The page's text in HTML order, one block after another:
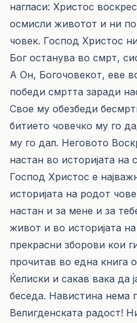
нагласи: Христос
осмисли животот и ни
човек. Господ Христос
Бог останува во смрт,
А Он, Богочовекот, еве
победи смртта заради
Свое му обезбеди
битието човечко му го
му го дал. Неговото
настан во историјата на
Господ Христос е
историјата на родот
настан и за мене и за
живот и во историјата
прекрасни зборови кои
прочитав во една книга
Ќелиски и сакав вака да
беседа. Навистина нема
Велигденската радост!